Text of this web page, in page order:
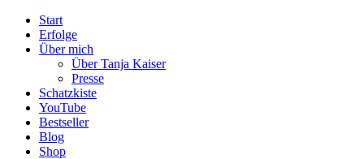
Start
Erfolge
Über mich
Über Tanja Kaiser
Presse
Schatzkiste
YouTube
Bestseller
Blog
Shop